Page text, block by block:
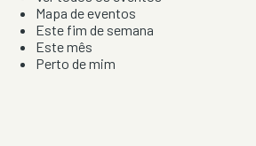
Mapa de eventos
Este fim de semana
Este mês
Perto de mim